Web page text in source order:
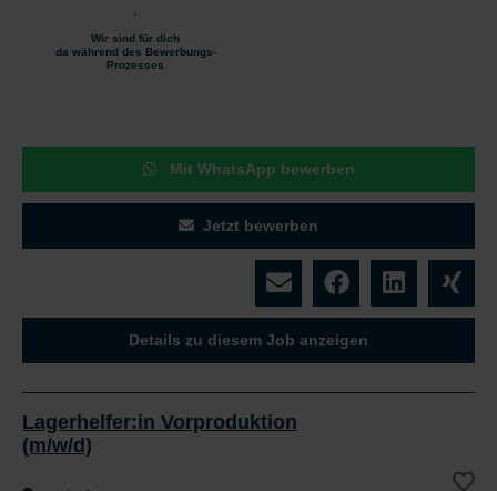
Wir sind für dich
da während des Bewerbungs-
Prozesses
Mit WhatsApp bewerben
Jetzt bewerben
Details zu diesem Job anzeigen
Lagerhelfer:in Vorproduktion
(m/w/d)